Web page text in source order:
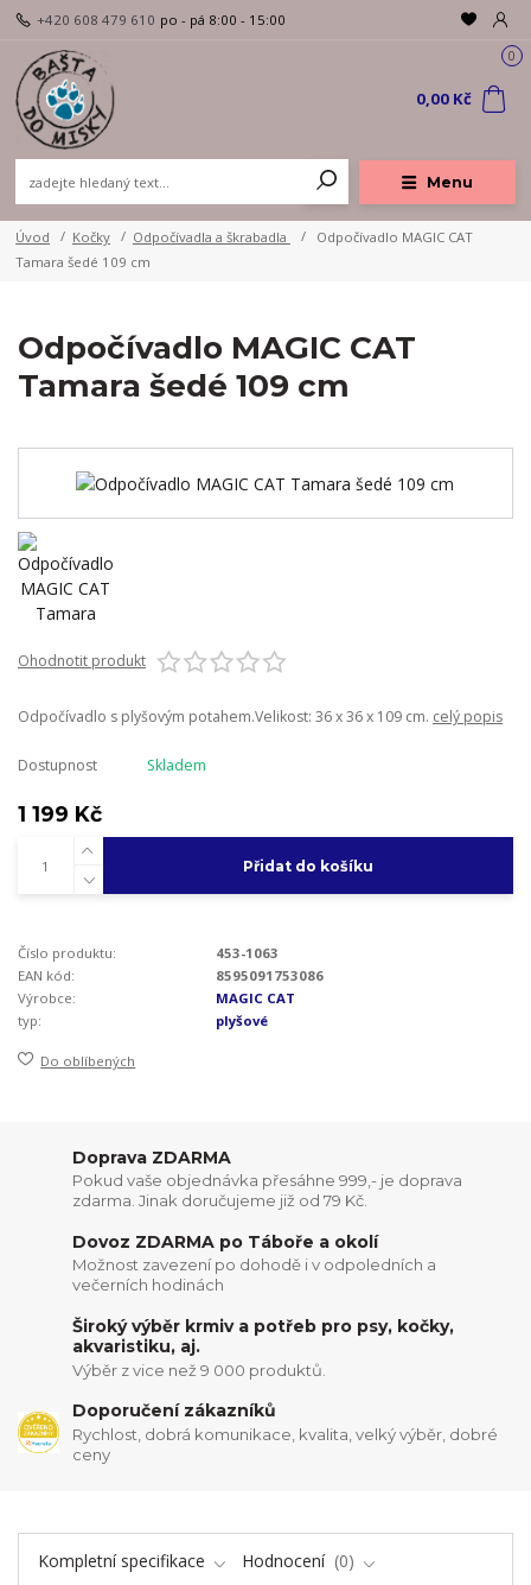
Menu
+420 608 479 610 po - pá 8:00 - 15:00
0
0,00 Kč
Úvod Kočky Odpočívadla a škrabadla
Odpočívadlo MAGIC CAT
Tamara šedé 109 cm
Odpočívadlo MAGIC CAT
Tamara šedé 109 cm
Ohodnotit produkt
Odpočívadlo s plyšovým potahem.Velikost: 36 x 36 x 109 cm. celý popis
Dostupnost Skladem
1 199 Kč
Přidat do košíku
Číslo produktu:
453-1063
EAN kód:
8595091753086
Výrobce:
MAGIC CAT
typ:
plyšové
Do oblíbených
Doprava ZDARMA
Pokud vaše objednávka přesáhne 999,- je doprava
zdarma. Jinak doručujeme již od 79 Kč.
Dovoz ZDARMA po Táboře a okolí
Možnost zavezení po dohodě i v odpoledních a
večerních hodinách
Široký výběr krmiv a potřeb pro psy, kočky,
akvaristiku, aj.
Výběr z vice než 9 000 produktů.
Doporučení zákazníků
Rychlost, dobrá komunikace, kvalita, velký výběr, dobré
ceny
Kompletní specifikace Hodnocení
0